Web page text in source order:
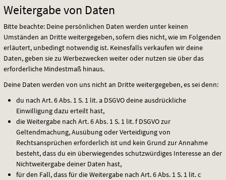
Weitergabe von Daten
Bitte beachte: Deine persönlichen Daten werden unter keinen
Umständen an Dritte weitergegeben, sofern dies nicht, wie im Folgenden
erläutert, unbedingt notwendig ist. Keinesfalls verkaufen wir deine
Daten, geben sie zu Werbezwecken weiter oder nutzen sie über das
erforderliche Mindestmaß hinaus.
Deine Daten werden von uns nicht an Dritte weitergegeben, es sei denn:
du nach Art. 6 Abs. 1 S. 1 lit. a DSGVOdeine ausdrückliche
Einwilligung dazu erteilt hast,
die Weitergabe nach Art. 6 Abs. 1 S. 1 lit. fDSGVOzur
Geltendmachung, Ausübung oder Verteidigung von
Rechtsansprüchen erforderlich ist und kein Grund zur Annahme
besteht, dass du ein überwiegendes schutzwürdiges Interesse an der
Nichtweitergabe deiner Daten hast,
für den Fall, dass für die Weitergabe nach Art. 6 Abs. 1 S. 1 lit. c